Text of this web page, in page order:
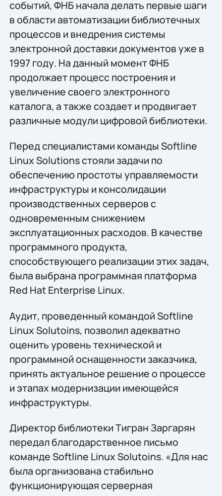
событий, ФНБ начала делать первые шаги
в области автоматизации библиотечных
процессов и внедрения системы
электронной доставки документов уже в
1997 году. На данный момент ФНБ
продолжает процесс построения и
увеличение своего электронного
каталога, а также создает и продвигает
различные модули цифровой библиотеки.
Перед специалистами команды Softline
Linux Solutions стояли задачи по
обеспечению простоты управляемости
инфраструктуры и консолидации
производственных серверов с
одновременным снижением
эксплуатационных расходов. В качестве
программного продукта,
способствующего реализации этих задач,
была выбрана программная платформа
Red Hat Enterprise Linux.
Аудит, проведенный командой Softline
Linux Solutoins, позволил адекватно
оценить уровень технической и
программной оснащенности заказчика,
принять актуальное решение о процессе
и этапах модернизации имеющейся
инфраструктуры.
Директор библиотеки Тигран Заргарян
передал благодарственное письмо
команде Softline Linux Solutoins. «Для нас
была организована стабильно
функционирующая серверная